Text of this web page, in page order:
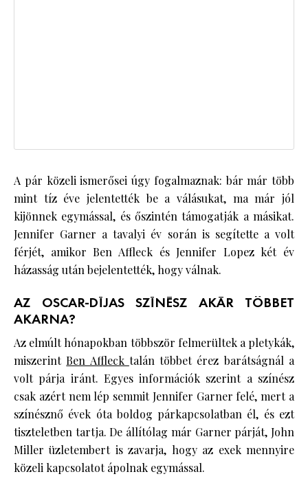
A pár közeli ismerősei úgy fogalmaznak: bár már több
mint tíz éve jelentették be a válásukat, ma már jól
kijönnek egymással, és őszintén támogatják a másikat.
Jennifer Garner a tavalyi év során is segítette a volt
férjét, amikor Ben Affleck és Jennifer Lopez két év
házasság után bejelentették, hogy válnak.
AZ OSCAR-DÍJAS SZÍNÉSZ AKÁR TÖBBET
AKARNA?
Az elmúlt hónapokban többször felmerültek a pletykák,
miszerintBen Affleck talán többet érez barátságnál a
volt párja iránt. Egyes információk szerint a színész
csak azért nem lép semmit Jennifer Garner felé, mert a
színésznő évek óta boldog párkapcsolatban él, és ezt
tiszteletben tartja. De állítólag már Garner párját, John
Miller üzletembert is zavarja, hogy az exek mennyire
közeli kapcsolatot ápolnak egymással.